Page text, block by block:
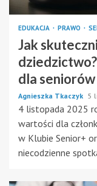
EDUKACJA PRAWO
Jak
dla seniorów
Agnieszka Tkaczyk 5
4 listopada 2025
wartości dla
w Klubie Senior+
niecodzienne